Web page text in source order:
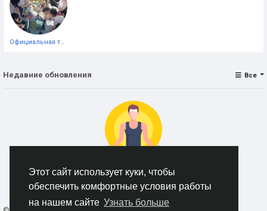
Этот сайт использует куки, чтобы
обеспечить комфортные условия работы
на нашем сайте Узнать больше
Официальная тестовая страница
Недавние обновления Все
Нет данных для отображения